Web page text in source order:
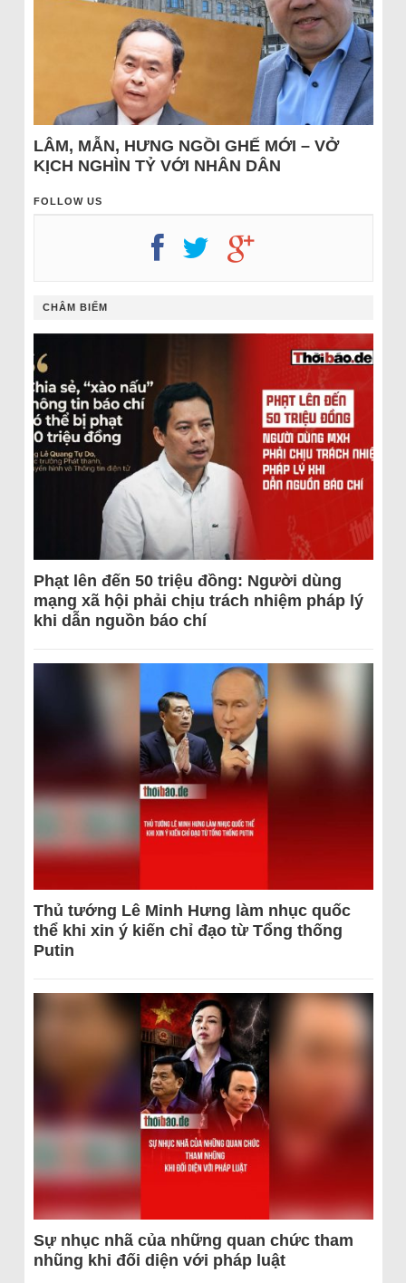
LÂM, MẪN, HƯNG NGỒI GHẾ MỚI – VỞ
KỊCH NGHÌN TỶ VỚI NHÂN DÂN
FOLLOW US
CHÂM BIẾM
Phạt lên đến 50 triệu đồng: Người dùng
mạng xã hội phải chịu trách nhiệm pháp lý
khi dẫn nguồn báo chí
Thủ tướng Lê Minh Hưng làm nhục quốc
thể khi xin ý kiến chỉ đạo từ Tổng thống
Putin
Sự nhục nhã của những quan chức tham
nhũng khi đối diện với pháp luật